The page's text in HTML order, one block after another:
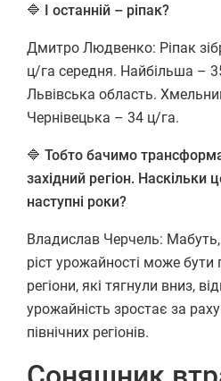
🔷 І останній – ріпак?
Дмитро Людвенко: Ріпак
ц/га середня. Найбільша –
Львівська область.
Чернівецька – 34 ц/га.
🔷 Тобто бачимо
західний регіон. Наскільки
наступні роки?
Владислав Черчель:
ріст урожайності може
регіони, які тягнули вниз,
урожайність зростає за
північних регіонів.